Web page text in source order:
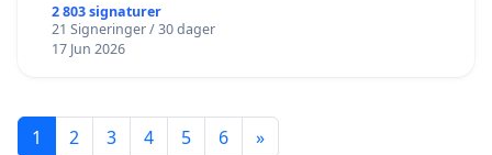
2 803 signaturer
21 Signeringer / 30 dager
17 Jun 2026
1 2 3 4 5 6 »